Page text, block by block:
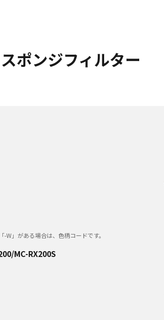
ポンジフィルター
-W」がある場合は、色柄コードです。
MC-RX200S